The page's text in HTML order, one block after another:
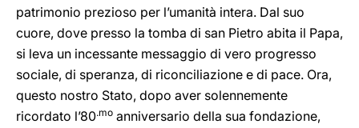
patrimonio prezioso per l’umanità intera. Dal suo
cuore, dove presso la tomba di san Pietro abita il Papa,
si leva un incessante messaggio di vero progresso
sociale, di speranza, di riconciliazione e di pace. Ora,
questo nostro Stato, dopo aver solennemente
ricordato l’80.mo anniversario della sua fondazione,